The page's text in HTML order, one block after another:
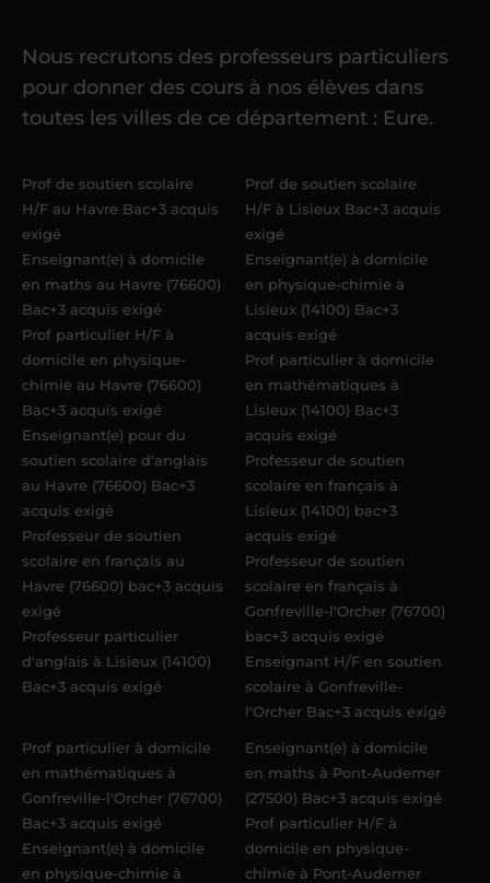
Une fois ma candidature validée,mon
référent me confie mes premiers
élèvesdans un délai de6 jours
Acadomia.
Nous recrutons des professeurs particuliers
pour donner des cours à nos élèves dans
toutes les villes de ce département : Eure.
Prof de soutien scolaire
H/F au Havre Bac+3 acquis
exigé
Enseignant(e) à domicile
en maths au Havre (76600)
Bac+3 acquis exigé
Prof particulier H/F à
domicile en physique-
chimie au Havre (76600)
Bac+3 acquis exigé
Enseignant(e) pour du
soutien scolaire d'anglais
au Havre (76600) Bac+3
acquis exigé
Professeur de soutien
scolaire en français au
Havre (76600) bac+3 acquis
exigé
Professeur particulier
d'anglais à Lisieux (14100)
Bac+3 acquis exigé
Prof de soutien scolaire
H/F à Lisieux Bac+3 acquis
exigé
Enseignant(e) à domicile
en physique-chimie à
Lisieux (14100) Bac+3
acquis exigé
Prof particulier à domicile
en mathématiques à
Lisieux (14100) Bac+3
acquis exigé
Professeur de soutien
scolaire en français à
Lisieux (14100) bac+3
acquis exigé
Professeur de soutien
scolaire en français à
Gonfreville-l'Orcher (76700)
bac+3 acquis exigé
Enseignant H/F en soutien
scolaire à Gonfreville-
l'Orcher Bac+3 acquis exigé
Prof particulier à domicile
en mathématiques à
Gonfreville-l'Orcher (76700)
Bac+3 acquis exigé
Enseignant(e) à domicile
en physique-chimie à
Enseignant(e) à domicile
en maths à Pont-Audemer
(27500) Bac+3 acquis exigé
Prof particulier H/F à
domicile en physique-
chimie à Pont-Audemer